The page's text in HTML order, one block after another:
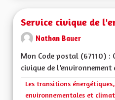
Service civique de
Nathan Bauer
Mon Code postal (67110) :
civique de
Filtrer les résultats de la
Les transitions
environnementales et